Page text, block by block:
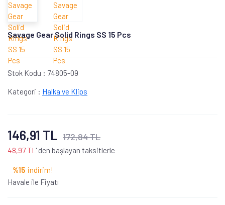
Savage Gear Solid Rings SS 15 Pcs
Stok Kodu : 74805-09
Kategori : Halka ve Klips
146,91 TL 172,84 TL
48,97 TL ' den başlayan taksitlerle
%15 indirim!
Havale ile Fiyatı